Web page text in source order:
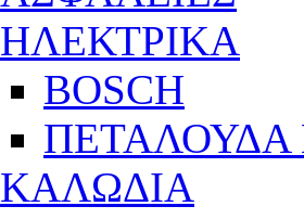
ΗΛΕΚΤΡΙΚΑ
BOSCH
ΠΕΤΑΛΟΥΔΑ
ΚΑΛΩΔΙΑ